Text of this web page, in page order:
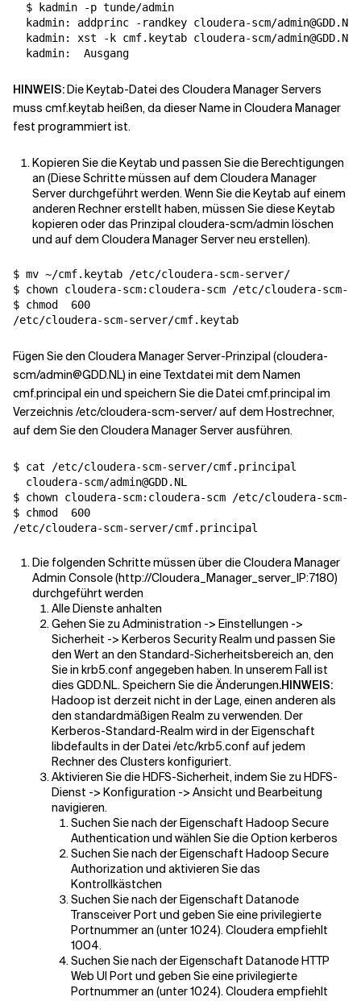
  $ kadmin -p tunde/admin
  kadmin: addprinc -randkey cloudera-scm/admin@GDD.NL
  kadmin: xst -k cmf.keytab cloudera-scm/admin@GDD.NL
  kadmin:
Ausgang
HINWEIS:Die Keytab-Datei des Cloudera Manager Servers
muss cmf.keytab heißen, da dieser Name in Cloudera Manager
fest programmiert ist.
Kopieren Sie die Keytab und passen Sie die Berechtigungen
an (Diese Schritte müssen auf dem Cloudera Manager
Server durchgeführt werden. Wenn Sie die Keytab auf einem
anderen Rechner erstellt haben, müssen Sie diese Keytab
kopieren oder das Prinzipal cloudera-scm/admin löschen
und auf dem Cloudera Manager Server neu erstellen).
$ mv ~/cmf.keytab /etc/cloudera-scm-server/
$ chown cloudera-scm:cloudera-scm /etc/cloudera-scm-
$ chmod 600
Fügen Sie den Cloudera Manager Server-Prinzipal (cloudera-
scm/admin@GDD.NL) in eine Textdatei mit dem Namen
cmf.principal ein und speichern Sie die Datei cmf.principal im
Verzeichnis /etc/cloudera-scm-server/ auf dem Hostrechner,
auf dem Sie den Cloudera Manager Server ausführen.
$ cat /etc/cloudera-scm-server/cmf.principal
  cloudera-scm/admin@GDD.NL
$ chown cloudera-scm:cloudera-scm /etc/cloudera-
$ chmod 600
Die folgenden Schritte müssen über die Cloudera Manager
Admin Console (http://Cloudera_Manager_server_IP:7180)
durchgeführt werden
Alle Dienste anhalten
Gehen Sie zu Administration -> Einstellungen ->
Sicherheit -> Kerberos Security Realm und passen Sie
den Wert an den Standard-Sicherheitsbereich an, den
Sie in krb5.conf angegeben haben. In unserem Fall ist
dies GDD.NL. Speichern Sie die Änderungen.HINWEIS:
Hadoop ist derzeit nicht in der Lage, einen anderen als
den standardmäßigen Realm zu verwenden. Der
Kerberos-Standard-Realm wird in der Eigenschaft
libdefaults in der Datei /etc/krb5.conf auf jedem
Rechner des Clusters konfiguriert.
Aktivieren Sie die HDFS-Sicherheit, indem Sie zu HDFS-
Dienst -> Konfiguration -> Ansicht und Bearbeitung
navigieren.
Suchen Sie nach der Eigenschaft Hadoop Secure
Authentication und wählen Sie die Option kerberos
Suchen Sie nach der Eigenschaft Hadoop Secure
Authorization und aktivieren Sie das
Kontrollkästchen
Suchen Sie nach der Eigenschaft Datanode
Transceiver Port und geben Sie eine privilegierte
Portnummer an (unter 1024). Cloudera empfiehlt
1004.
Suchen Sie nach der Eigenschaft Datanode HTTP
Web UI Port und geben Sie eine privilegierte
Portnummer an (unter 1024). Cloudera empfiehlt